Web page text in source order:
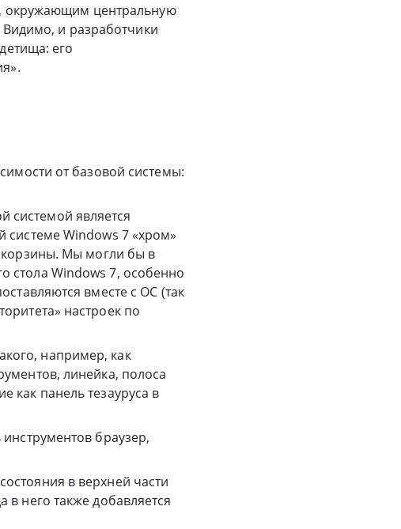
окружающим центральную
Видимо, и разработчики
его
от базовой системы:
является
Windows 7 «хром»
корзины. Мы могли бы в
стола Windows 7, особенно
вместе с ОС (так
настроек по
например, как
линейка, полоса
как панель тезауруса в
браузер,
в верхней части
него также добавляется